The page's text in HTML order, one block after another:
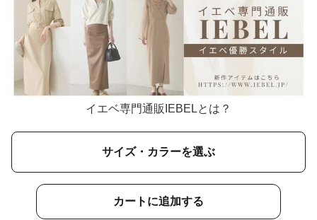
イエベ専門通販IEBELとは？
サイズ・カラーを選ぶ
カートに追加する